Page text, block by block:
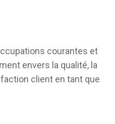
courantes et
envers la qualité, la
client en tant que